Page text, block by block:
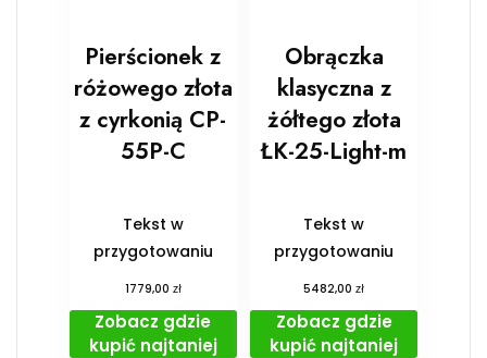
Pierścionek z
różowego złota
z cyrkonią CP-
55P-C
Tekst w
przygotowaniu
1779,00 zł
Zobacz gdzie
kupić najtaniej
Obrączka
klasyczna z
żółtego złota
ŁK-25-Light-m
Tekst w
przygotowaniu
5482,00zł
Zobacz gdzie
kupić najtaniej